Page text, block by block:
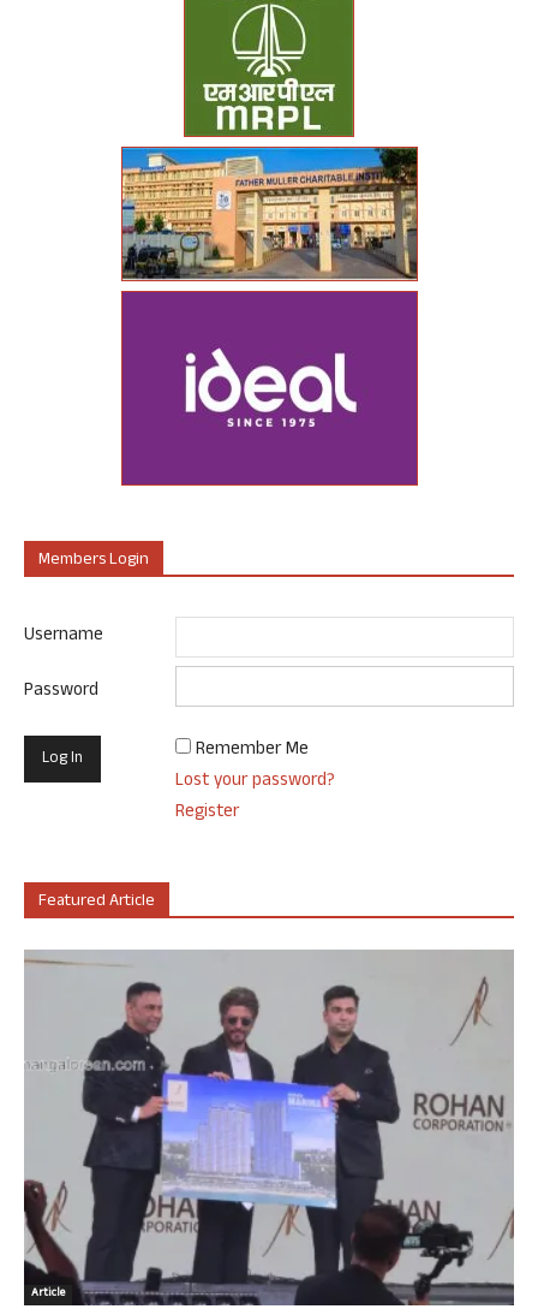
Members Login
Username
Password
Remember Me
Lost your password?
Register
Featured Article
Article